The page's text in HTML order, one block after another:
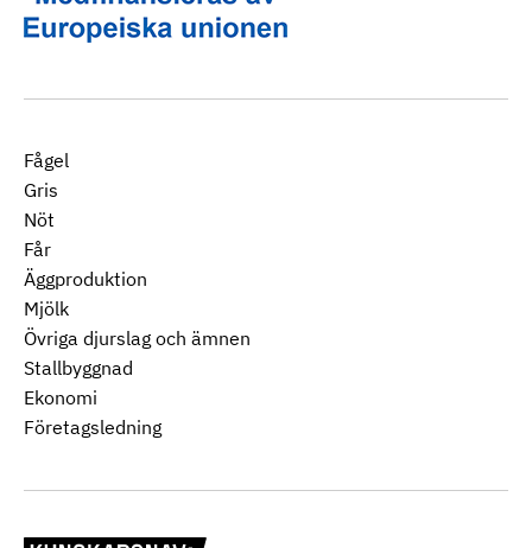
Fågel
Gris
Nöt
Får
Äggproduktion
Mjölk
Övriga djurslag och ämnen
Stallbyggnad
Ekonomi
Företagsledning